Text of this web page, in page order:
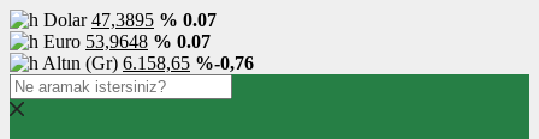
Dolar47,3895 % 0.07
Euro 53,9648 % 0.07
Altın (Gr) 6.158,65 %-0,76